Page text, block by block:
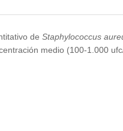
de Staphylococcus
medio (100-1.000